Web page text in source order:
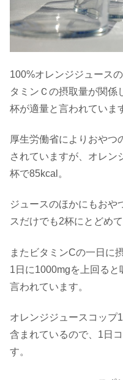
100%オレンジジュース
タミンＣの摂取量が関係
杯が適量と言われていま
厚生労働省によりおやつ
されていますが、オレン
杯で85kcal。
ジュースのほかにもおや
スだけでも2杯にとどめ
またビタミンCの一日に
1日に1000mgを上回ると
言われています。
オレンジジュースコップ
含まれているので、1日
す。